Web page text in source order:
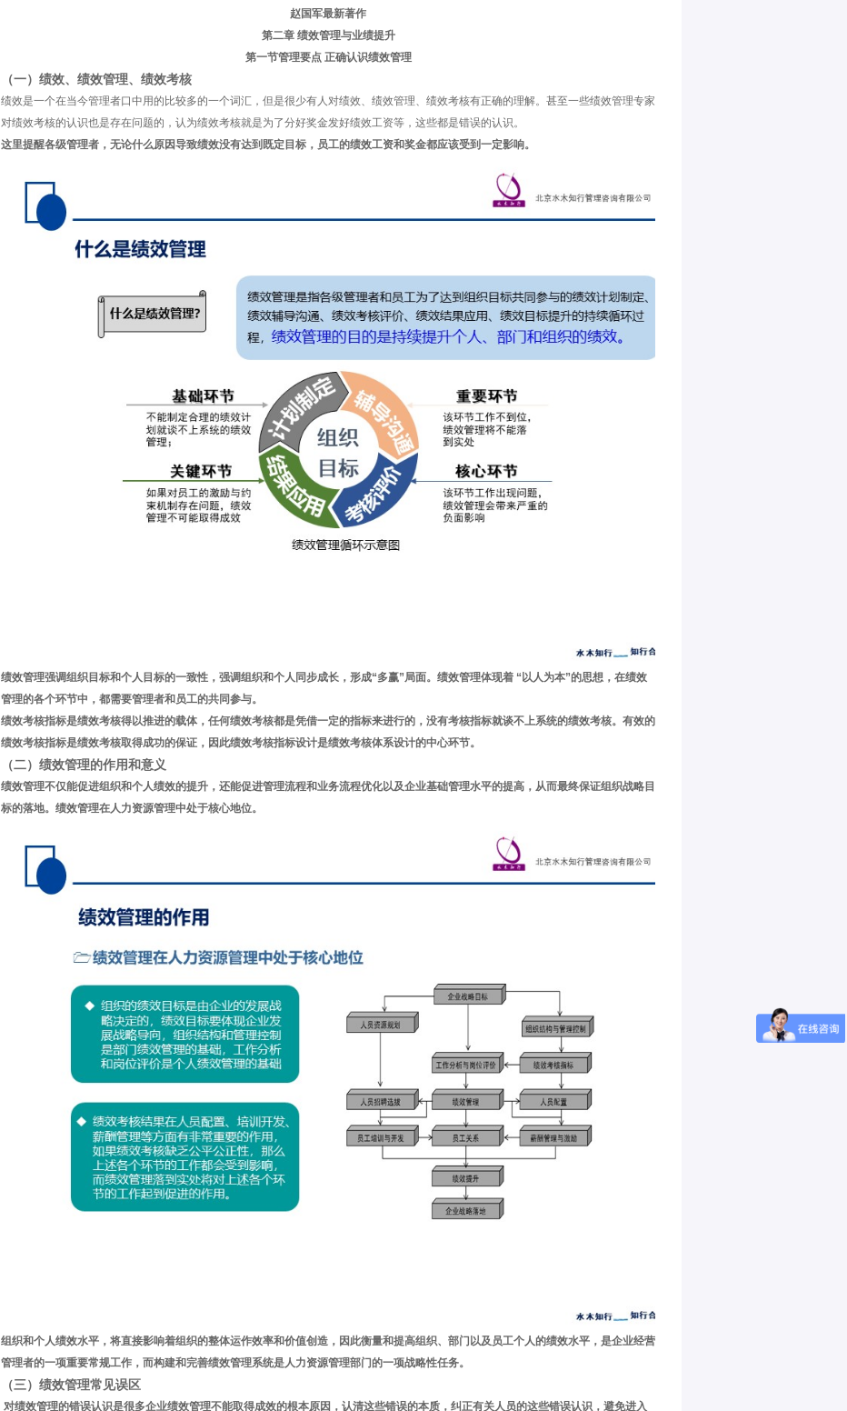
赵国军最新著作
第二章 绩效管理与业绩提升
第一节管理要点 正确认识绩效管理
（一）绩效、绩效管理、绩效考核
绩效是一个在当今管理者口中用的比较多的一个词汇，但是很少有人对绩效、绩效管理、绩效考核有正确的理解。甚至一些绩效管理专家
对绩效考核的认识也是存在问题的，认为绩效考核就是为了分好奖金发好绩效工资等，这些都是错误的认识。
这里提醒各级管理者，无论什么原因导致绩效没有达到既定目标，员工的绩效工资和奖金都应该受到一定影响。
绩效管理强调组织目标和个人目标的一致性，强调组织和个人同步成长，形成“多赢”局面。绩效管理体现着 “ 以人为本”的思想，在绩效
管理的各个环节中，都需要管理者和员工的共同参与。
绩效考核指标是绩效考核得以推进的载体，任何绩效考核都是凭借一定的指标来进行的，没有考核指标就谈不上系统的绩效考核。有效的
绩效考核指标是绩效考核取得成功的保证，因此绩效考核指标设计是绩效考核体系设计的中心环节。
（二）绩效管理的作用和意义
绩效管理不仅能促进组织和个人绩效的提升，还能促进管理流程和业务流程优化以及企业基础管理水平的提高，从而最终保证组织战略目
标的落地。绩效管理在人力资源管理中处于核心地位。
组织和个人绩效水平，将直接影响着组织的整体运作效率和价值创造，因此衡量和提高组织、部门以及员工个人的绩效水平，是企业经营
管理者的一项重要常规工作，而构建和完善绩效管理系统是人力资源管理部门的一项战略性任务。
（三）绩效管理常见误区
对绩效管理的错误认识是很多企业绩效管理不能取得成效的根本原因，认清这些错误的本质，纠正有关人员的这些错误认识，避免进入